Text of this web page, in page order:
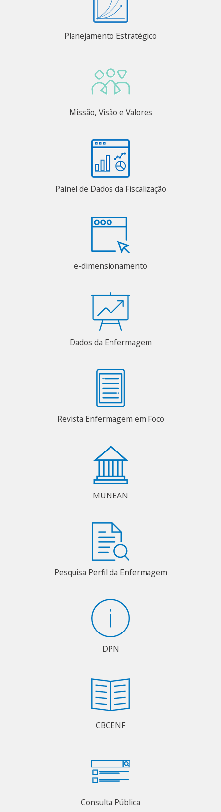
Planejamento Estratégico
Missão, Visão e Valores
Painel de Dados da Fiscalização
e-dimensionamento
Dados da Enfermagem
Revista Enfermagem em Foco
MUNEAN
Pesquisa Perfil da Enfermagem
DPN
CBCENF
Consulta Pública